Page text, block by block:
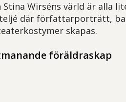
Stina Wirséns värld är alla
där författarporträtt,
skapas.
föräldraskap